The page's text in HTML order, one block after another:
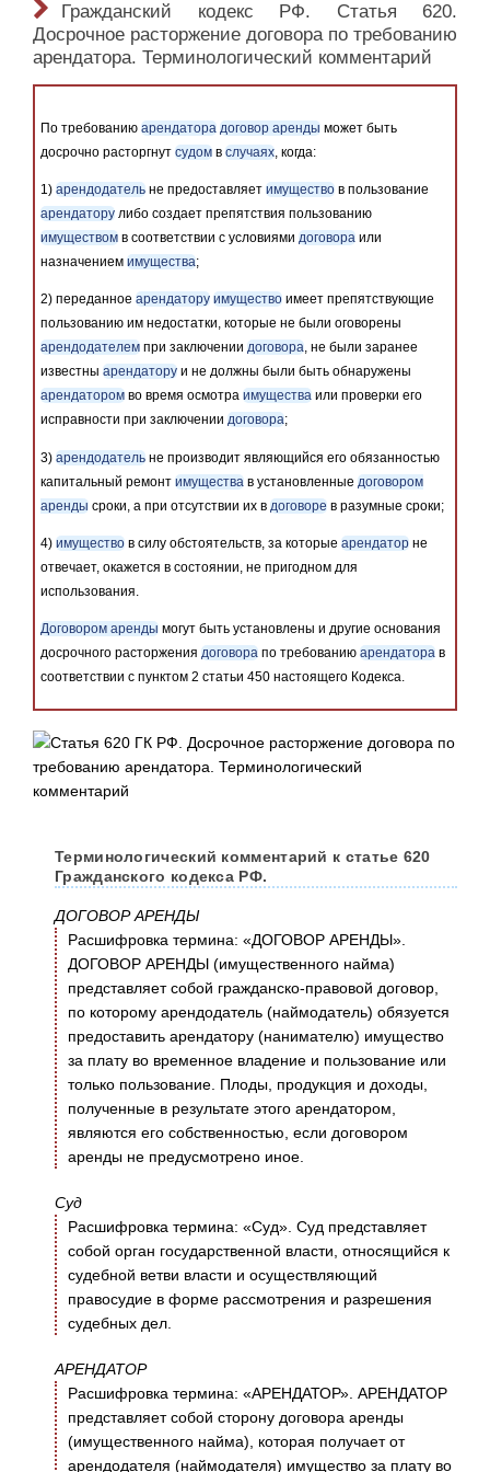
Гражданский кодекс РФ. Статья 620.
Досрочное расторжение договора по требованию
арендатора. Терминологический комментарий
По требованию арендатора договор аренды может быть
досрочно расторгнут судом в случаях, когда:
1) арендодатель не предоставляет имущество в пользование
арендатору либо создает препятствия пользованию
имуществом в соответствии с условиями договора или
назначением имущества;
2) переданное арендатору имущество имеет препятствующие
пользованию им недостатки, которые не были оговорены
арендодателем при заключении договора, не были заранее
известны арендатору и не должны были быть обнаружены
арендатором во время осмотра имущества или проверки его
исправности при заключении договора;
3) арендодатель не производит являющийся его обязанностью
капитальный ремонт имущества в установленные договором
аренды сроки, а при отсутствии их в договоре в разумные сроки;
4) имущество в силу обстоятельств, за которые арендатор не
отвечает, окажется в состоянии, не пригодном для
использования.
Договором аренды могут быть установлены и другие основания
досрочного расторжения договора по требованию арендатора в
соответствии с пунктом 2 статьи 450 настоящего Кодекса.
Терминологический комментарий к статье 620
Гражданского кодекса РФ.
ДОГОВОР АРЕНДЫ
Расшифровка термина: «ДОГОВОР АРЕНДЫ».
ДОГОВОР АРЕНДЫ (имущественного найма)
представляет собой гражданско-правовой договор,
по которому арендодатель (наймодатель) обязуется
предоставить арендатору (нанимателю) имущество
за плату во временное владение и пользование или
только пользование. Плоды, продукция и доходы,
полученные в результате этого арендатором,
являются его собственностью, если договором
аренды не предусмотрено иное.
Суд
Расшифровка термина: «Суд». Суд представляет
собой орган государственной власти, относящийся к
судебной ветви власти и осуществляющий
правосудие в форме рассмотрения и разрешения
судебных дел.
АРЕНДАТОР
Расшифровка термина: «АРЕНДАТОР». АРЕНДАТОР
представляет собой сторону договора аренды
(имущественного найма), которая получает от
арендодателя (наймодателя) имущество за плату во